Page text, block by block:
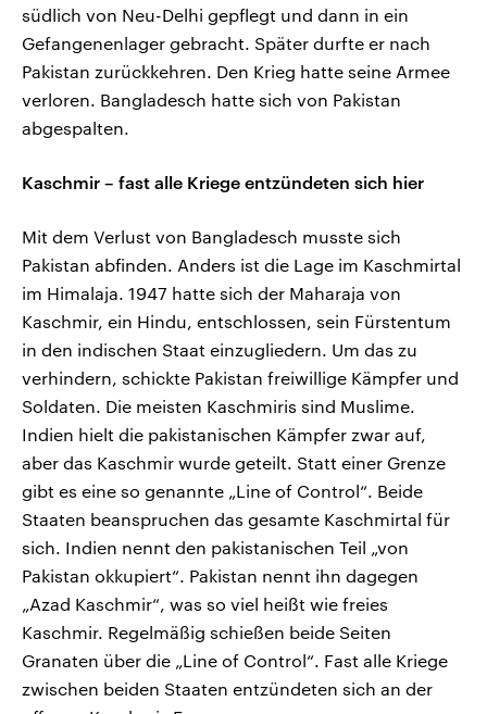
südlich von Neu-Delhi gepflegt und dann in ein
Gefangenenlager gebracht. Später durfte er nach
Pakistan zurückkehren. Den Krieg hatte seine Armee
verloren. Bangladesch hatte sich von Pakistan
abgespalten.
Kaschmir – fast alle Kriege entzündeten sich hier
Mit dem Verlust von Bangladesch musste sich
Pakistan abfinden. Anders ist die Lage im Kaschmirtal
im Himalaja. 1947 hatte sich der Maharaja von
Kaschmir, ein Hindu, entschlossen, sein Fürstentum
in den indischen Staat einzugliedern. Um das zu
verhindern, schickte Pakistan freiwillige Kämpfer und
Soldaten. Die meisten Kaschmiris sind Muslime.
Indien hielt die pakistanischen Kämpfer zwar auf,
aber das Kaschmir wurde geteilt. Statt einer Grenze
gibt es eine so genannte „Line of Control“. Beide
Staaten beanspruchen das gesamte Kaschmirtal für
sich. Indien nennt den pakistanischen Teil „von
Pakistan okkupiert“. Pakistan nennt ihn dagegen
„Azad Kaschmir“, was so viel heißt wie freies
Kaschmir. Regelmäßig schießen beide Seiten
Granaten über die „Line of Control“. Fast alle Kriege
zwischen beiden Staaten entzündeten sich an der